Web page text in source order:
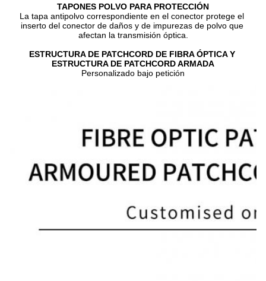
TAPONES POLVO PARA PROTECCIÓN
La tapa antipolvo correspondiente en el conector protege el
inserto del conector de daños y de impurezas de polvo que
afectan la transmisión óptica.
ESTRUCTURA DE PATCHCORD DE FIBRA ÓPTICA Y
ESTRUCTURA DE PATCHCORD ARMADA
Personalizado bajo petición